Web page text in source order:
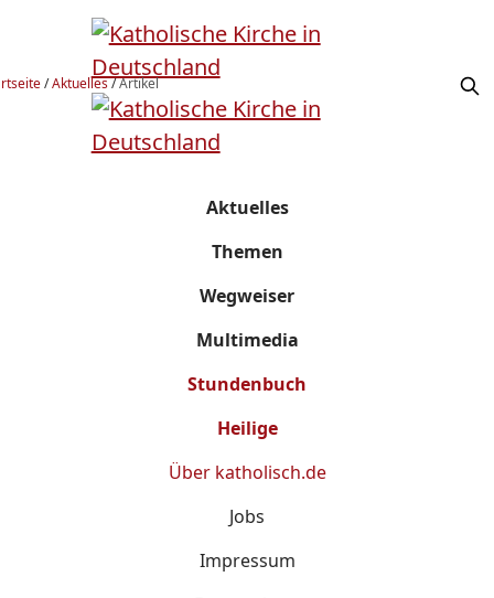
/Aktuelles/Artikel
Aktuelles
Themen
Wegweiser
Multimedia
Stundenbuch
Heilige
Über katholisch.de
Jobs
Impressum